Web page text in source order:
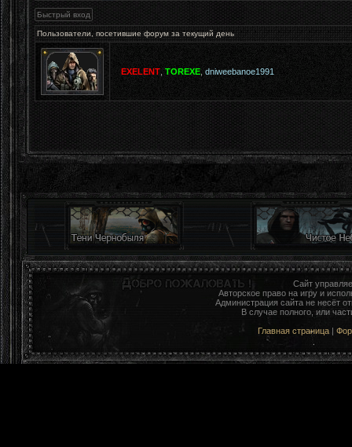
Пользователи, посетившие форум за текущий день
EXELENT ,TOREXE dniweebanoe1991
Сайт
Авторское право на игру и
Администрация сайта не несёт
В случае полного, или
Главная страница |